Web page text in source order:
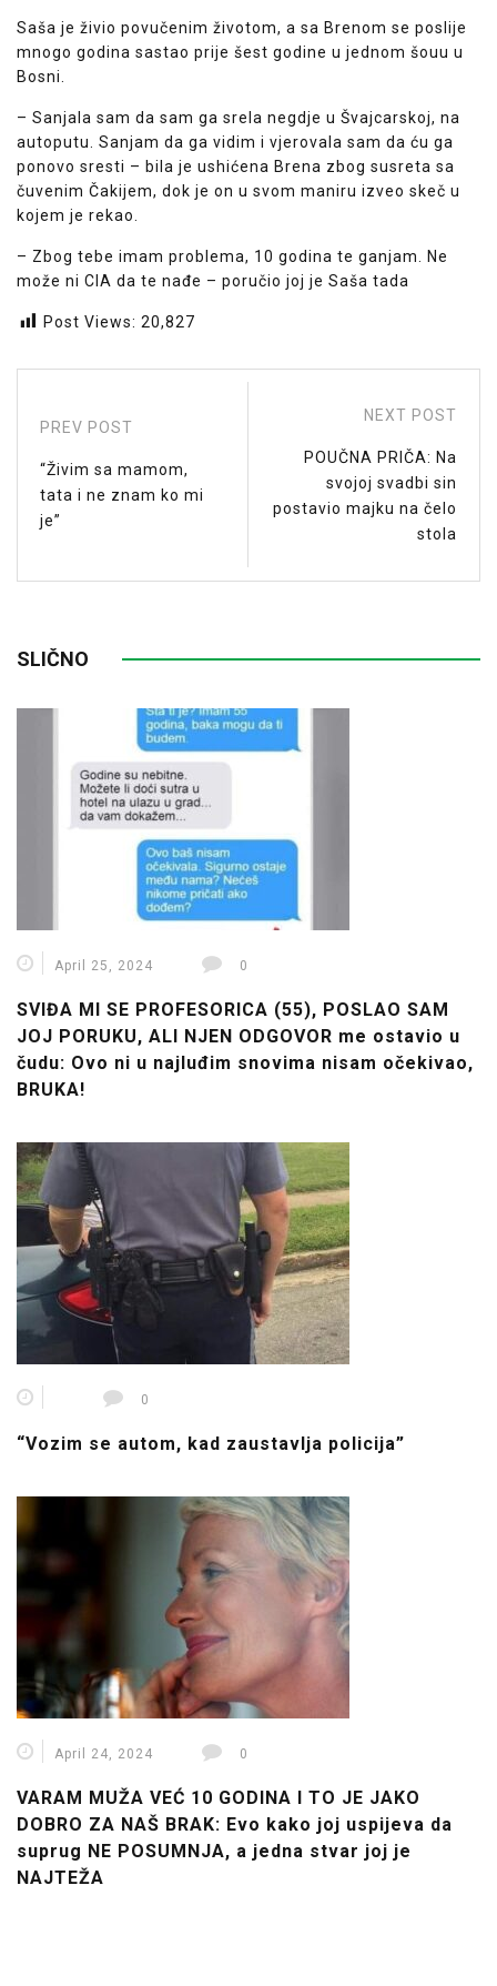
Saša je živio povučenim životom, a sa Brenom se poslije
mnogo godina sastao prije šest godine u jednom šouu u
Bosni.
– Sanjala sam da sam ga srela negdje u Švajcarskoj, na
autoputu. Sanjam da ga vidim i vjerovala sam da ću ga
ponovo sresti – bila je ushićena Brena zbog susreta sa
čuvenim Čakijem, dok je on u svom maniru izveo skeč u
kojem je rekao.
– Zbog tebe imam problema, 10 godina te ganjam. Ne
može ni CIA da te nađe – poručio joj je Saša tada
Post Views: 20,827
PREV POST
“Živim sa mamom,
tata i ne znam ko mi
je”
NEXT POST
POUČNA PRIČA: Na
svojoj svadbi sin
postavio majku na čelo
stola
SLIČNO
April 25, 2024 0
SVIĐA MI SE PROFESORICA (55), POSLAO SAM
JOJ PORUKU, ALI NJEN ODGOVOR me ostavio u
čudu: Ovo ni u najluđim snovima nisam očekivao,
BRUKA!
0
“Vozim se autom, kad zaustavlja policija”
April 24, 2024 0
VARAM MUŽA VEĆ 10 GODINA I TO JE JAKO
DOBRO ZA NAŠ BRAK: Evo kako joj uspijeva da
suprug NE POSUMNJA, a jedna stvar joj je
NAJTEŽA